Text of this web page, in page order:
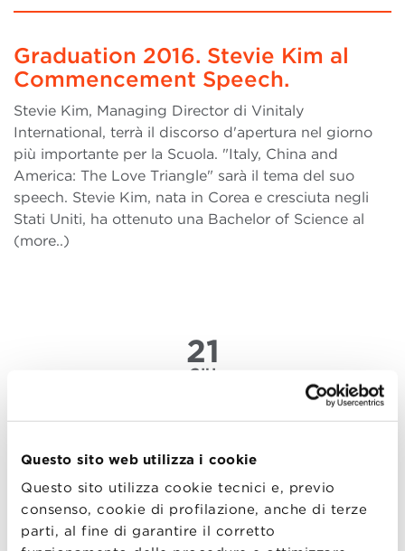
Questo sito web utilizza i cookie
Questo sito utilizza cookie tecnici e, previo
consenso, cookie di profilazione, anche di terze
parti, al fine di garantire il corretto
Graduation 2016. Stevie Kim al
Commencement Speech.
Stevie Kim, Managing Director di Vinitaly
International, terrà il discorso d'apertura nel giorno
più importante per la Scuola. "Italy, China and
America: The Love Triangle" sarà il tema del suo
speech. Stevie Kim, nata in Corea e cresciuta negli
Stati Uniti, ha ottenuto una Bachelor of Science al
(more..)
21
GIU
Buglione
Gli Alumni di BBS si raccontano: il prima, il dopo e i
ricordi della vita da studente, per una storia di sé e
della propria esperienza professionale, per una storia